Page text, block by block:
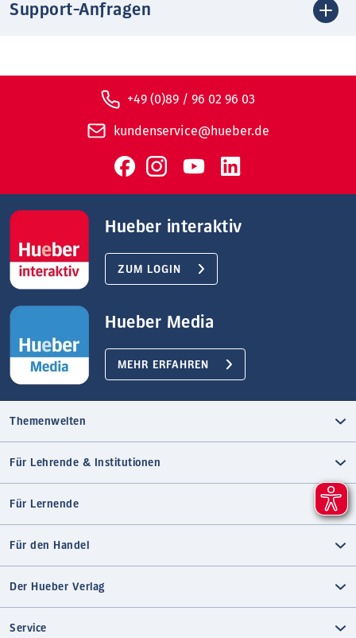
Support-Anfragen
+49 (0)89 / 96 02 96 03
kundenservice@hueber.de
Hueber interaktiv
ZUM LOGIN
Hueber Media
MEHR ERFAHREN
Themenwelten
Für Lehrende & Institutionen
Für Lernende
Für den Handel
Der Hueber Verlag
Service